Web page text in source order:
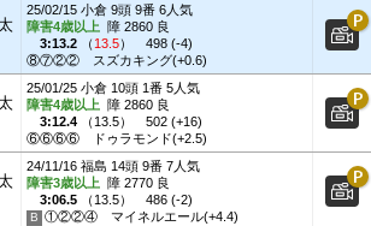
25/02/15 小倉 9頭 9番 6人気
障害4歳以上 障 2860 良
3:13.2 （13.5）
498 (-4)
⑧⑦②②
スズカキング(+0.6)
25/01/25 小倉 10頭 1番 5人気
障害4歳以上 障 2860 良
3:12.4 （13.5）
502 (+16)
⑥⑥⑥⑥
ドゥラモンド(+2.5)
24/11/16 福島 14頭 9番 7人気
障害3歳以上 障 2770 良
3:06.5 （13.5）
486 (-2)
①②②④
マイネルエール(+4.4)